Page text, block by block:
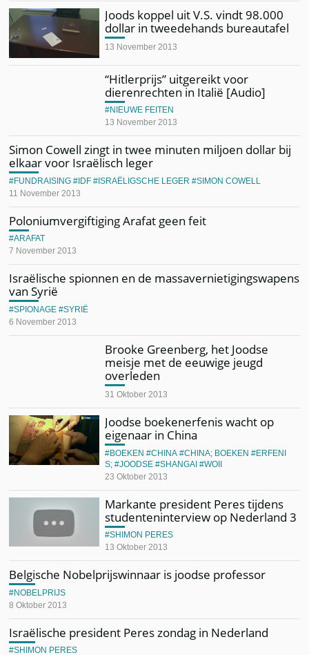
Joods koppel uit V.S. vindt 98.000
dollar in tweedehands bureautafel
13 November 2013
“Hitlerprijs” uitgereikt voor
dierenrechten in Italië [Audio]
13 November 2013
NIEUWE FEITEN
Simon Cowell zingt in twee minuten miljoen dollar bij
elkaar voor Israëlisch leger
11 November 2013
FUNDRAISING IDF ISRAËLIGSCHE LEGER SIMON COWELL
Poloniumvergiftiging Arafat geen feit
7 November 2013
ARAFAT
Israëlische spionnen en de massavernietigingswapens
van Syrië
6 November 2013
SPIONAGE SYRIË
Brooke Greenberg, het Joodse
meisje met de eeuwige jeugd
overleden
31 Oktober 2013
Joodse boekenerfenis wacht op
eigenaar in China
23 Oktober 2013
BOEKEN CHINA CHINA; BOEKEN
ERFENI
S;
JOODSE SHANGAI WOII
Markante president Peres tijdens
studenteninterview op Nederland 3
13 Oktober 2013
SHIMON PERES
Belgische Nobelprijswinnaar is joodse professor
8 Oktober 2013
NOBELPRIJS
Israëlische president Peres zondag in Nederland
SHIMON PERES